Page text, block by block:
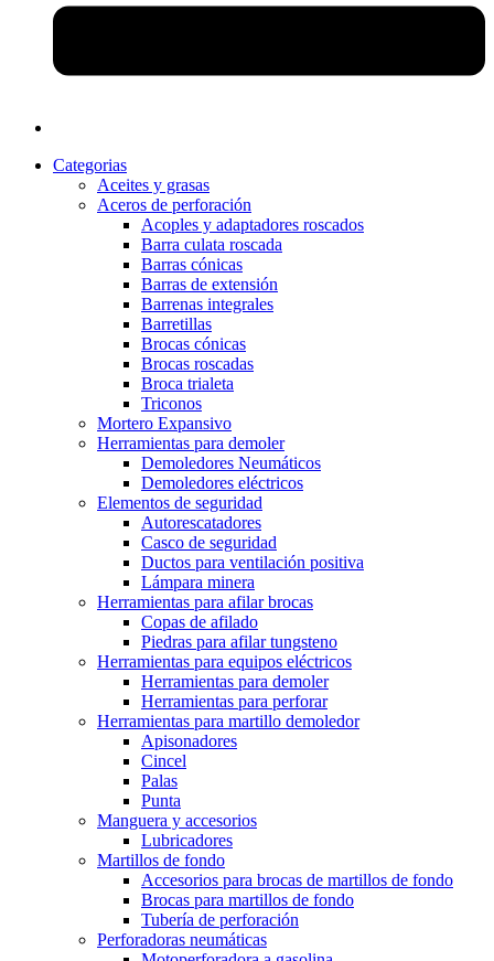
Categorias
Aceites y grasas
Aceros de perforación
Acoples y adaptadores roscados
Barra culata roscada
Barras cónicas
Barras de extensión
Barrenas integrales
Barretillas
Brocas cónicas
Brocas roscadas
Broca trialeta
Triconos
Mortero Expansivo
Herramientas para demoler
Demoledores Neumáticos
Demoledores eléctricos
Elementos de seguridad
Autorescatadores
Casco de seguridad
Ductos para ventilación positiva
Lámpara minera
Herramientas para afilar brocas
Copas de afilado
Piedras para afilar tungsteno
Herramientas para equipos eléctricos
Herramientas para demoler
Herramientas para perforar
Herramientas para martillo demoledor
Apisonadores
Cincel
Palas
Punta
Manguera y accesorios
Lubricadores
Martillos de fondo
Accesorios para brocas de martillos de fondo
Brocas para martillos de fondo
Tubería de perforación
Perforadoras neumáticas